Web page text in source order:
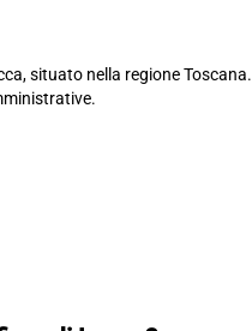
situato nella regione Toscana.